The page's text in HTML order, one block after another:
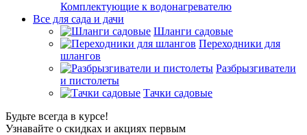
Комплектующие к водонагревателю
Все для сада и дачи
Шланги садовые
Переходники для
шлангов
Разбрызгиватели
и пистолеты
Тачки садовые
Будьте всегда в курсе!
Узнавайте о скидках и акциях первым